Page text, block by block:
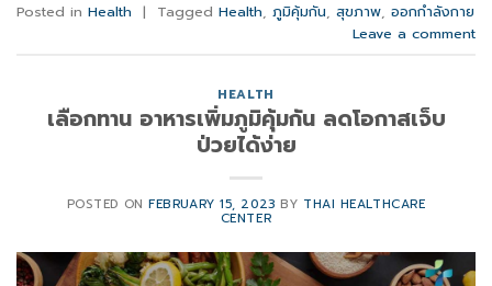
Posted in Health | Tagged Health, ภูมิคุ้มกัน, สุขภาพ, ออกกำลังกาย
Leave a comment
HEALTH
เลือกทาน อาหารเพิ่มภูมิคุ้มกัน ลดโอกาสเจ็บ
ป่วยได้ง่าย
POSTED ONFEBRUARY 15, 2023 BY THAI HEALTHCARE
CENTER